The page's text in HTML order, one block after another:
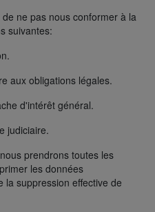
ne pas nous conformer à la
suivantes:
aux obligations légales.
d'intérêt général.
judiciaire.
prendrons toutes les
les données
la suppression effective de